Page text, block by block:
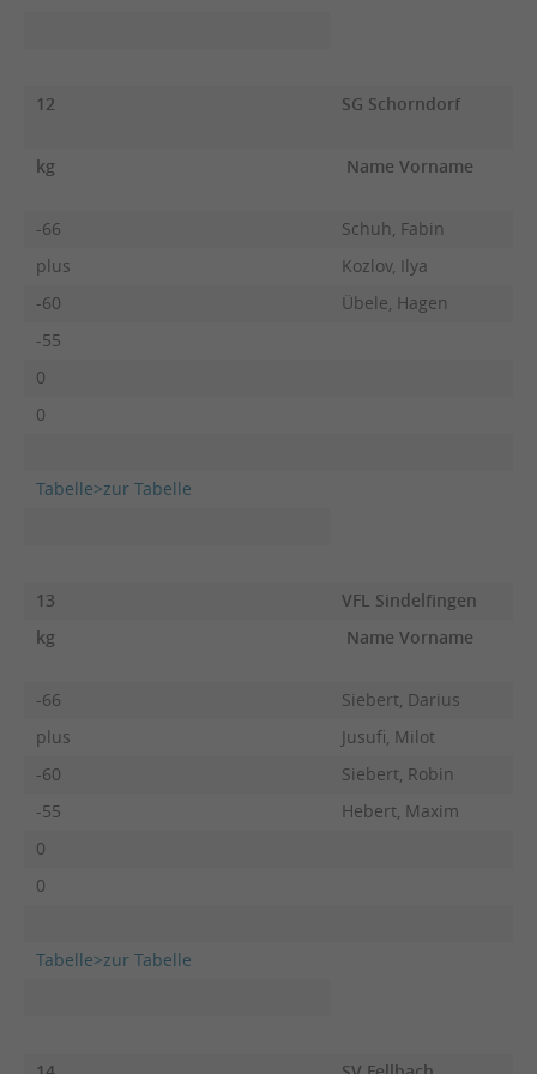
12 SG Schorndorf
kg Name Vorname
-66
Schuh, Fabin
plus
Kozlov, Ilya
-60
Übele, Hagen
-55
0
0
Tabelle>zur Tabelle
13
VFL Sindelfingen
kg
Name Vorname
-66
Siebert, Darius
plus
Jusufi, Milot
-60
Siebert, Robin
-55
Hebert, Maxim
0
0
Tabelle>zur Tabelle